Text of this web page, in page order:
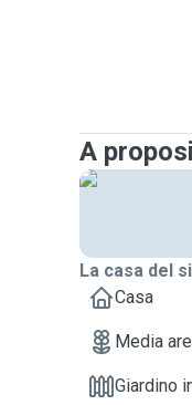
A
La casa del
Casa
Media
Giardino